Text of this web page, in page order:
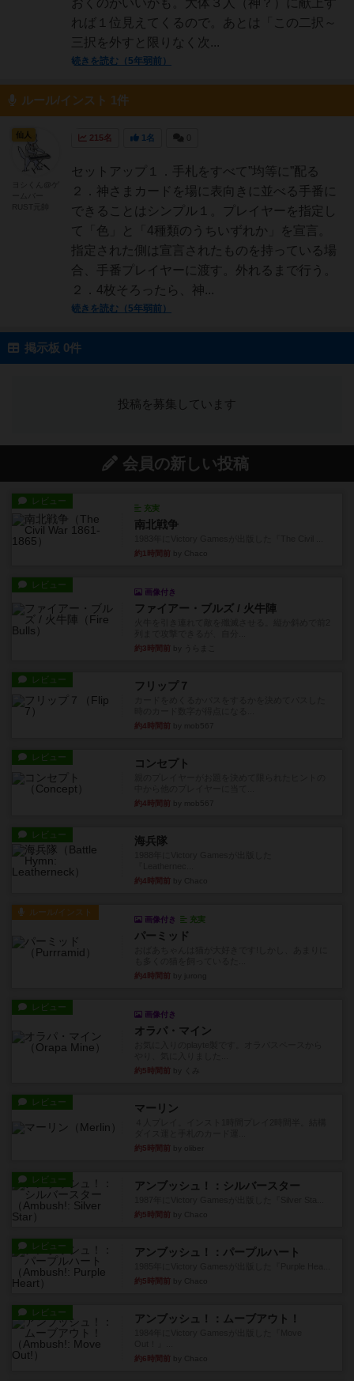
おくのがいいかも。大体３人（神？）に献上す
れば１位見えてくるので。あとは「この二択～
三択を外すと限りなく次...
続きを読む（5年弱前）
ルール/インスト 1件
215名 1名
セットアップ１．手札をすべて”均等に”配る
２．神さまカードを場に表向きに並べる手番に
できることはシンプル１。プレイヤーを指定し
て「色」と「4種類のうちいずれか」を宣言。
指定された側は宣言されたものを持っている場
合、手番プレイヤーに渡す。外れるまで行う。
２．4枚そろったら、神...
続きを読む（5年弱前）
仙人
掲示板 0件
投稿を募集しています
会員の新しい投稿
レビュー
充実
南北戦争
約1時間前
レビュー
画像付き
ファイアー・ブルズ / 火牛陣
約3時間前
レビュー フリップ７
約4時間前
レビュー コンセプト
約4時間前
レビュー 海兵隊
約4時間前
ルール/インスト
画像付き 充実
パーミッド
約4時間前
レビュー
画像付き
オラパ・マイン
約5時間前
レビュー マーリン
約5時間前
レビュー アンブッシュ！：シルバースター
約5時間前
レビュー アンブッシュ！：パープルハート
約5時間前
レビュー アンブッシュ！：ムーブアウト！
約6時間前